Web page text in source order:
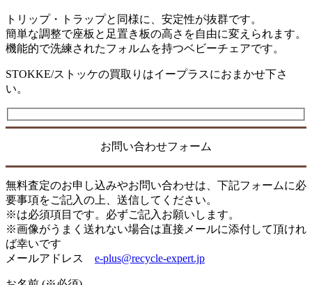
トリップ・トラップと同様に、安定性が抜群です。
簡単な調整で座板と足置き板の高さを自由に変えられます。
機能的で洗練されたフォルムを持つベビーチェアです。
STOKKE/ストッケの買取りはイープラスにおまかせ下さ
い。
お問い合わせフォーム
無料査定のお申し込みやお問い合わせは、下記フォームに必
要事項をご記入の上、送信してください。
※は必須項目です。必ずご記入お願いします。
※画像がうまく送れない場合は直接メールに添付して頂けれ
ば幸いです
メールアドレス e-plus@recycle-expert.jp